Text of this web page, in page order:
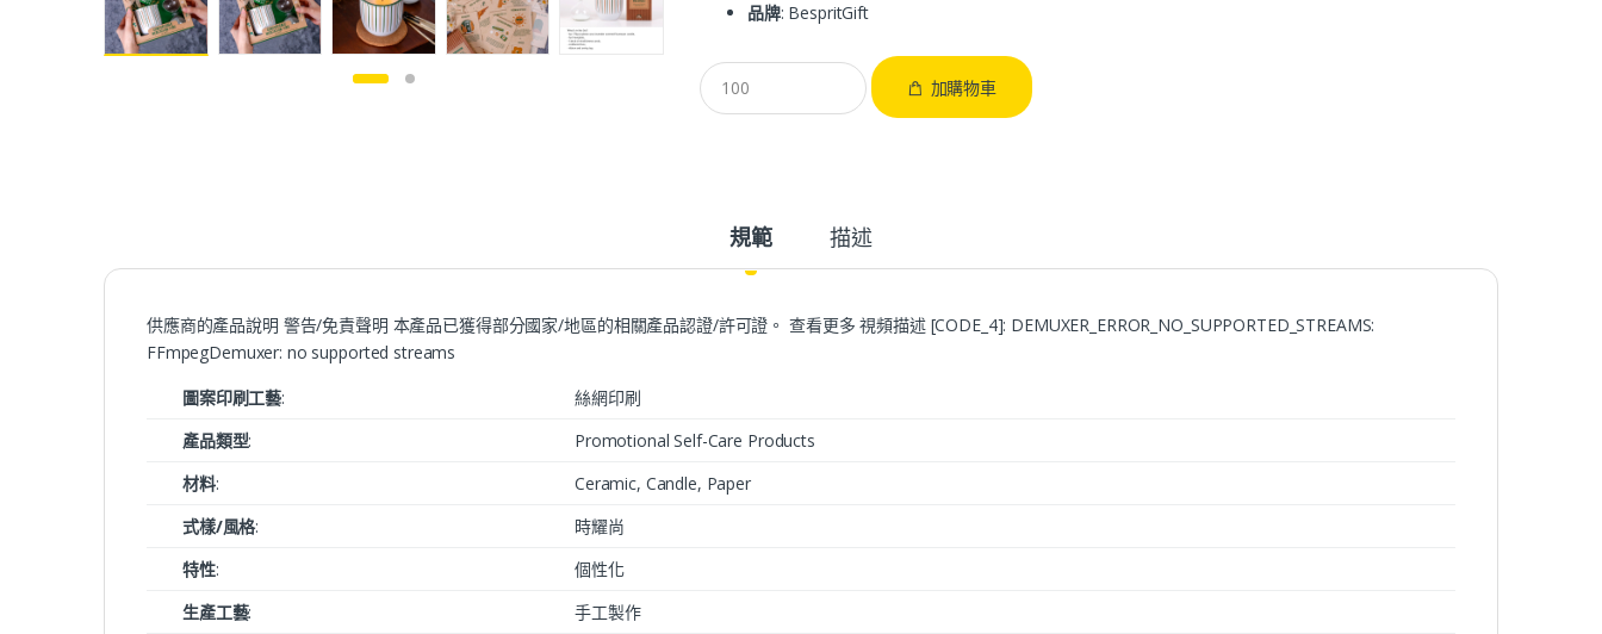
品牌: BespritGift
加購物車
規範 描述
供應商的產品說明 警告/免責聲明 本產品已獲得部分國家/地區的相關產品認證/許可證。 查看更多 視頻描述 [CODE_4]: DEMUXER_ERROR_NO_SUPPORTED_STREAMS:
FFmpegDemuxer: no supported streams
圖案印刷工藝:
絲網印刷
產品類型:
Promotional Self-Care Products
材料:
Ceramic, Candle, Paper
式樣/風格:
時耀尚
特性:
個性化
生產工藝:
手工製作